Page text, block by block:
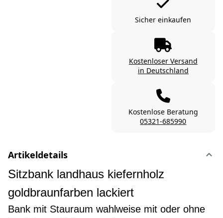
Sicher einkaufen
Kostenloser Versand
in Deutschland
Kostenlose Beratung
05321-685990
Artikeldetails
Sitzbank landhaus kiefernholz
goldbraunfarben lackiert
Bank mit Stauraum wahlweise mit oder ohne